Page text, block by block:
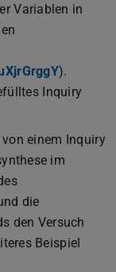
Variablen in
).
Inquiry
einem Inquiry
im
die
den Versuch
Beispiel